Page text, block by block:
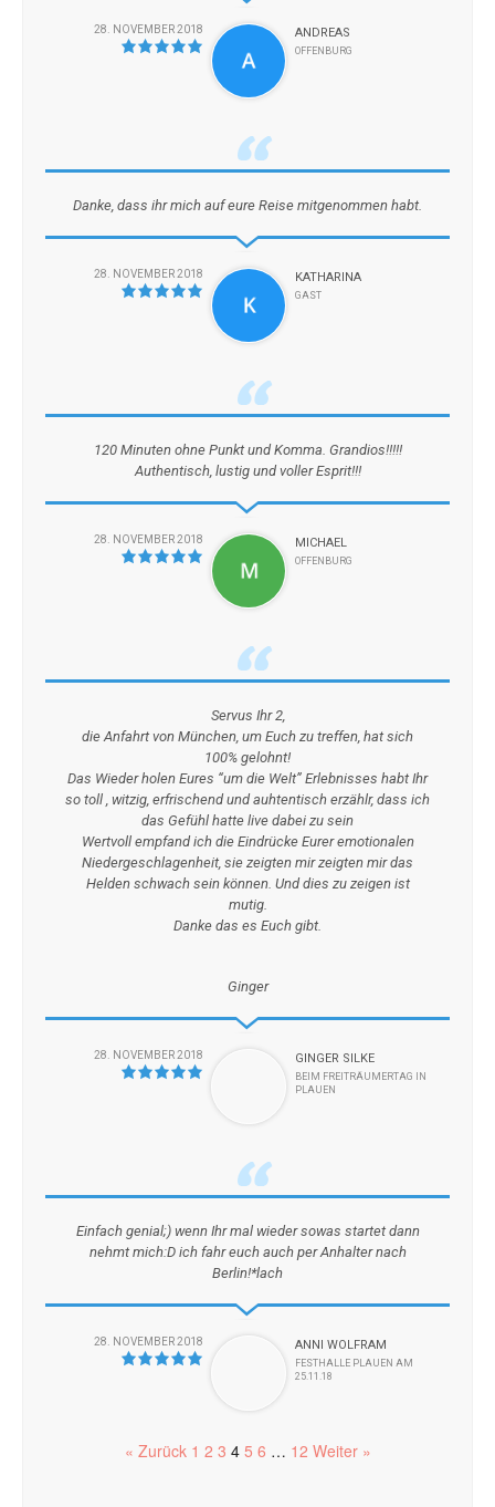
ANDREAS
OFFENBURG
28. NOVEMBER 2018
Danke, dass ihr mich auf eure Reise mitgenommen habt.
KATHARINA
GAST
28. NOVEMBER 2018
120 Minuten ohne Punkt und Komma. Grandios!!!!!
Authentisch, lustig und voller Esprit!!!
MICHAEL
OFFENBURG
28. NOVEMBER 2018
Servus Ihr 2,
die Anfahrt von München, um Euch zu treffen, hat sich
100% gelohnt!
Das Wieder holen Eures “um die Welt” Erlebnisses habt Ihr
so toll , witzig, erfrischend und auhtentisch erzählr, dass ich
das Gefühl hatte live dabei zu sein
Wertvoll empfand ich die Eindrücke Eurer emotionalen
Niedergeschlagenheit, sie zeigten mir zeigten mir das
Helden schwach sein können. Und dies zu zeigen ist
mutig.
Danke das es Euch gibt.
Ginger
GINGER SILKE
BEIM FREITRÄUMERTAG IN
PLAUEN
28. NOVEMBER 2018
Einfach genial;) wenn Ihr mal wieder sowas startet dann
nehmt mich:D ich fahr euch auch per Anhalter nach
Berlin!*lach
ANNI WOLFRAM
FESTHALLE PLAUEN AM
25.11.18
28. NOVEMBER 2018
« Zurück 1 2 3 4 5 6 … 12 Weiter »